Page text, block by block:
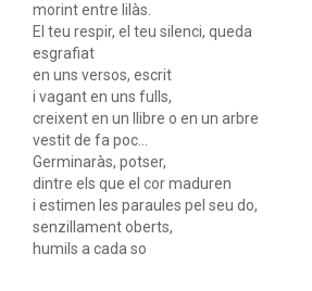
morint entre lilàs.
El teu respir, el teu silenci, queda
esgrafiat
en uns versos, escrit
i vagant en uns fulls,
creixent en un llibre o en un arbre
vestit de fa poc...
Germinaràs, potser,
dintre els que el cor maduren
i estimen les paraules pel seu do,
senzillament oberts,
humils a cada so